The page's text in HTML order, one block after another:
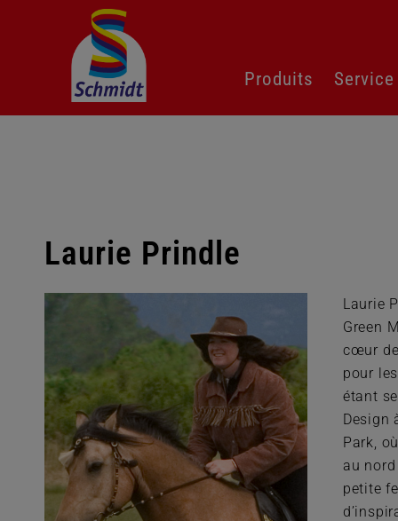
contenu
Produits
Laurie Prindle
Laurie
Green
cœur
pour
étant
Design
Park,
au
petite